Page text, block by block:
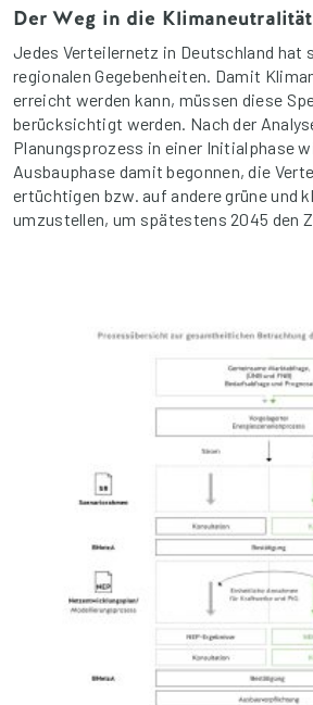
Der Weg in die
Jedes Verteilernetz in Deutschland hat
regionalen Gegebenheiten. Damit
erreicht werden kann, müssen diese
berücksichtigt werden. Nach der
Planungsprozess in einer Initialphase
Ausbauphase damit begonnen, die
ertüchtigen bzw. auf andere grüne und
umzustellen, um spätestens 2045 den